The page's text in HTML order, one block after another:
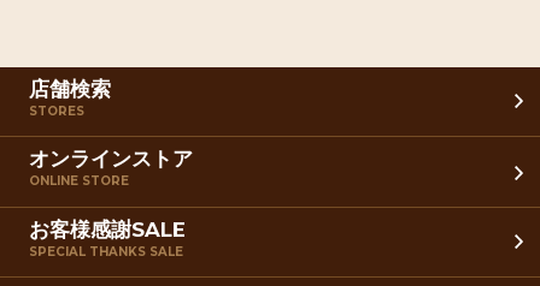
店舗検索
STORES
オンラインストア
ONLINE STORE
お客様感謝SALE
SPECIAL THANKS SALE